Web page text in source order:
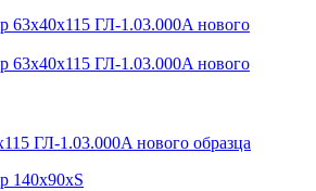
ГЛ-1.03.000A нового образца